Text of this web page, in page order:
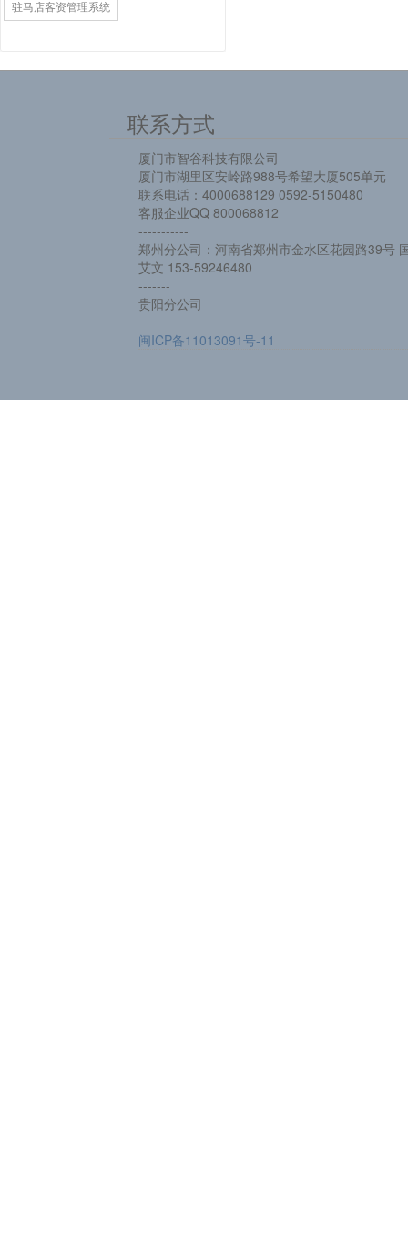
驻马店客资管理系统
联系方式
厦门市智谷科技有限公司
厦门市湖里区安岭路988号希望大厦505单元
联系电话：4000688129 0592-5150480
客服企业QQ 800068812
-----------
郑州分公司：河南省郑州市金水区花园路39号
艾文 153-59246480
-------
贵阳分公司
闽ICP备11013091号-11